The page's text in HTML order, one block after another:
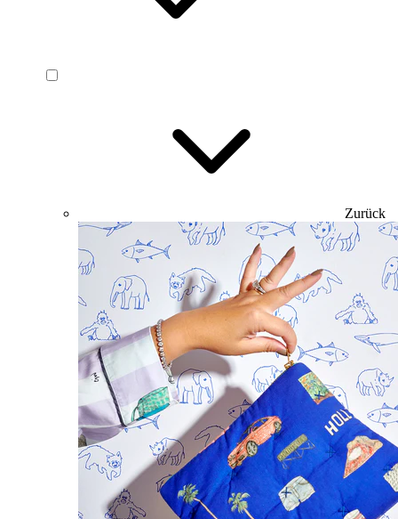
Zurück